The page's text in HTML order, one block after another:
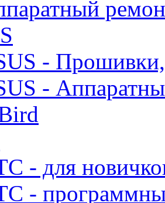
-
-
- для
-